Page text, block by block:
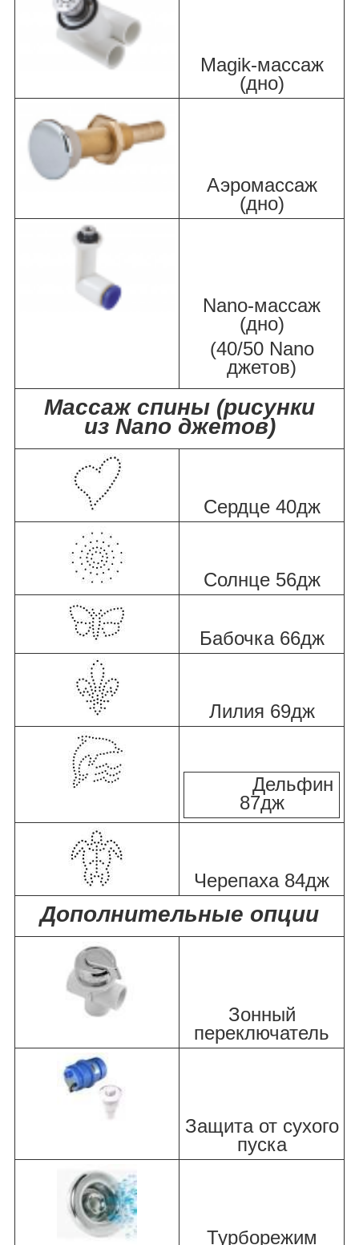
Magik-массаж
(дно)
Аэромассаж
(дно)
Nano-массаж
(дно)
(40/50 Nano
джетов)
Массаж спины (рисунки
из Nano джетов)
Сердце 40дж
Солнце 56дж
Бабочка 66дж
Лилия 69дж
Дельфин
87дж
Черепаха 84дж
Дополнительные опции
Зонный
переключатель
Защита от сухого
пуска
Турборежим